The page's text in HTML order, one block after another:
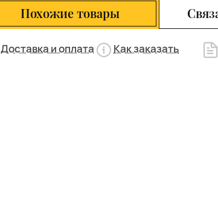
Похожие товары
Доставка и оплата Как заказать